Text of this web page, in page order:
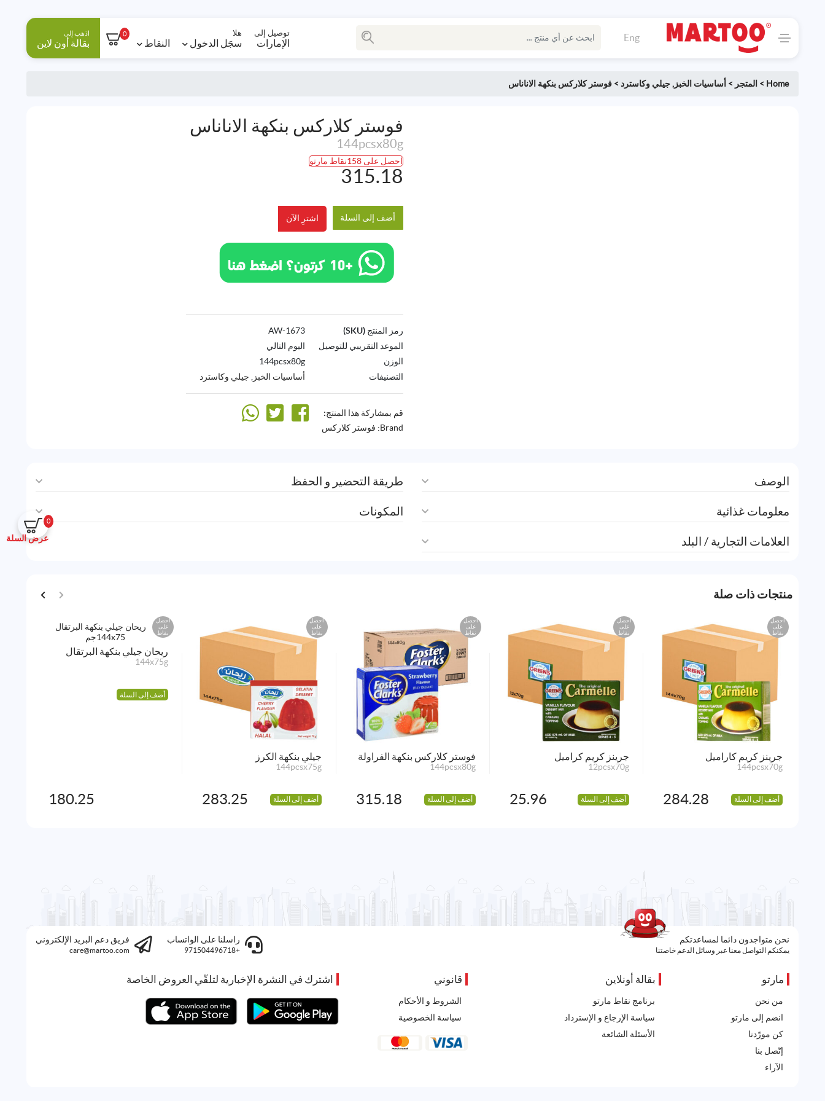
Eng توصيل إلى
الإمارات
هلا
سجَل الدخول النقاط
0 اذهب إلى
بقالة أون لاين
0
عرض السلة
Home
> المتجر > أساسيات الخبز,جيلي وكاسترد >فوستر كلاركس بنكهة الاناناس
فوستر كلاركس بنكهة الاناناس
144pcsx80g
احصل على 158نقاط مارتو
315.18
أضف إلى السلة اشترِ الآن
رمز المنتج (SKU)
1673-AW
الموعد التقريبي للتوصيل
اليوم التالي
الوزن
144pcsx80g
التصنيفات
أساسيات الخبز , جيلي وكاسترد
قم بمشاركة هذا المنتج:
Brand: فوستر كلاركس
الوصف
معلومات غذائية
العلامات التجارية / البلد
طريقة التحضير و الحفظ
المكونات
منتجات ذات صلة
احصل
على
نقاط
جرينز كريم كاراميل
144pcsx70g
أضف إلى السلة 284.28
احصل
على
نقاط
جرينز كريم كراميل
12pcsx70g
أضف إلى السلة 25.96
احصل
على
نقاط
فوستر كلاركس بنكهة الفراولة
144pcsx80g
أضف إلى السلة 315.18
احصل
على
نقاط
جيلي بنكهة الكرز
144pcsx75g
أضف إلى السلة 283.25
احصل
على
نقاط
ريحان جيلي بنكهة البرتقال
144x75g
أضف إلى السلة
180.25
نحن متواجدون دائما لمساعدتكم
يمكنكم التواصل معنا عبر وسائل الدعم خاصتنا
راسلنا على الواتساب
+971504496718
فريق دعم البريد الإلكتروني
care@martoo.com
مارتو
من نحن
انضم إلى مارتو
كن مورّدنا
إتّصل بنا
الآراء
بقالة أونلاين
برنامج نقاط مارتو
سياسة الإرجاع و الإسترداد
الأسئلة الشائعة
قانوني
الشروط و الأحكام
سياسة الخصوصية
اشترك في النشرة الإخبارية لتلقّي العروض الخاصة